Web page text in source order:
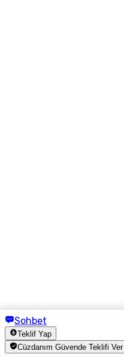
Sohbet
Teklif Yap
Cüzdanım Güvende Teklifi Ver